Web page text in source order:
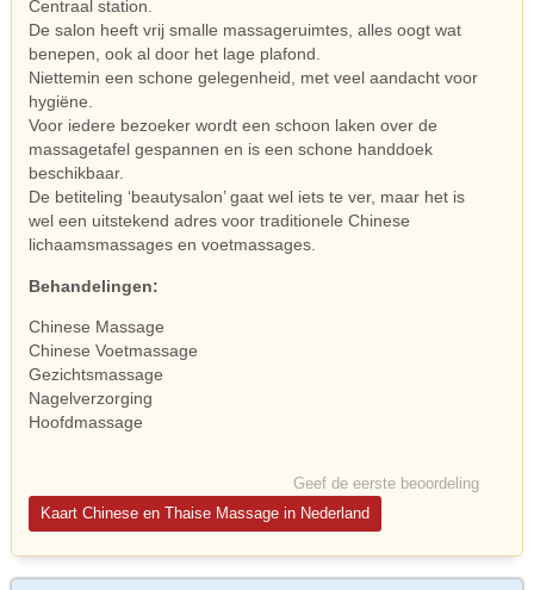
Centraal station.
De salon heeft vrij smalle massageruimtes, alles oogt wat
benepen, ook al door het lage plafond.
Niettemin een schone gelegenheid, met veel aandacht voor
hygiëne.
Voor iedere bezoeker wordt een schoon laken over de
massagetafel gespannen en is een schone handdoek
beschikbaar.
De betiteling ‘beautysalon’ gaat wel iets te ver, maar het is
wel een uitstekend adres voor traditionele Chinese
lichaamsmassages en voetmassages.
Behandelingen:
Chinese Massage
Chinese Voetmassage
Gezichtsmassage
Nagelverzorging
Hoofdmassage
Geef de eerste beoordeling
Kaart Chinese en Thaise Massage in Nederland